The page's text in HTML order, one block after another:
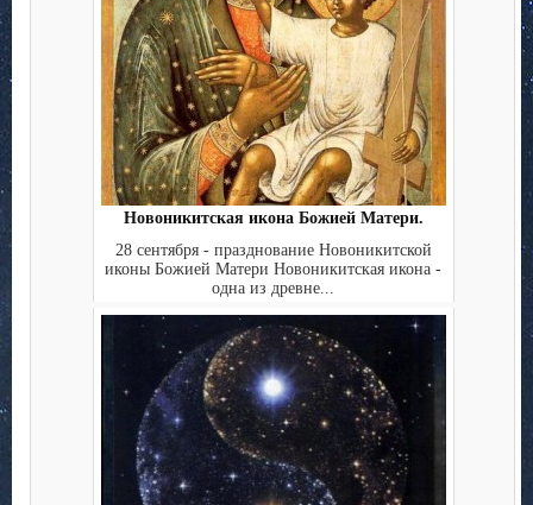
Новоникитская икона Божией Матери.
28 сентября - празднование Новоникитской
иконы Божией Матери Новоникитская икона -
одна из древне...